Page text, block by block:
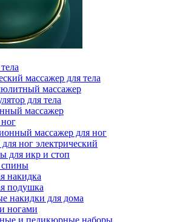
массажер для тела
массажер
для тела
массажер
массажер для ног
ног электрический
для икр и стоп
спины
накидка
подушка
накидки для дома
ногами
и педикюрные наборы